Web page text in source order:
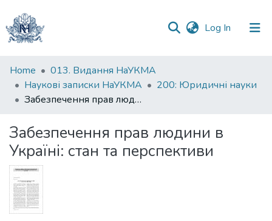
Log In (current)
Communities
&
Collections
Statistics
Home
013. Видання НаУКМА
Наукові записки НаУКМА
200: Юридичні науки
Забезпечення прав людини в Україні: стан та перспективи
Забезпечення прав людини в
Україні: стан та перспективи